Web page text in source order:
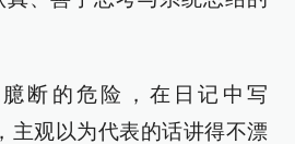
断的危险，在日记中写
主观以为代表的话讲得不漂